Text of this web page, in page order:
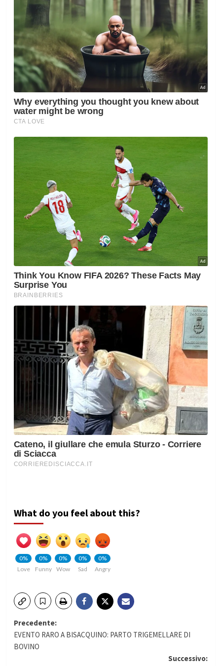
What do you feel about this?
0%
Love
0%
Funny
0%
Wow
0%
Sad
0%
Angry
Navigazione
articolo
Precedente:
EVENTO RARO A BISACQUINO: PARTO TRIGEMELLARE DI
BOVINO
Successivo: